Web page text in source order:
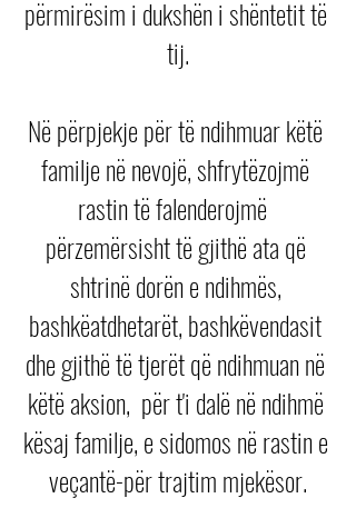
përmirësim i dukshën i shëntetit të
tij.
Në përpjekje për të ndihmuar këtë
familje në nevojë, shfrytëzojmë
rastin të falenderojmë
përzemërsisht të gjithë ata që
shtrinë dorën e ndihmës,
bashkëatdhetarët, bashkëvendasit
dhe gjithë të tjerët që ndihmuan në
këtë aksion,  për t'i dalë në ndihmë
kësaj familje, e sidomos në rastin e
veçantë-për trajtim mjekësor.